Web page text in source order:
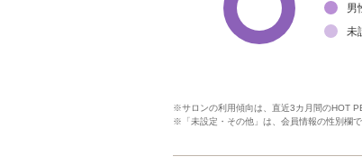
男
未
※サロンの利用傾向は、直近3カ月間のHOT
※「未設定・その他」は、会員情報の性別欄